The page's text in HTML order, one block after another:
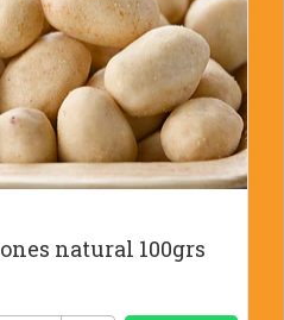
natural 100grs